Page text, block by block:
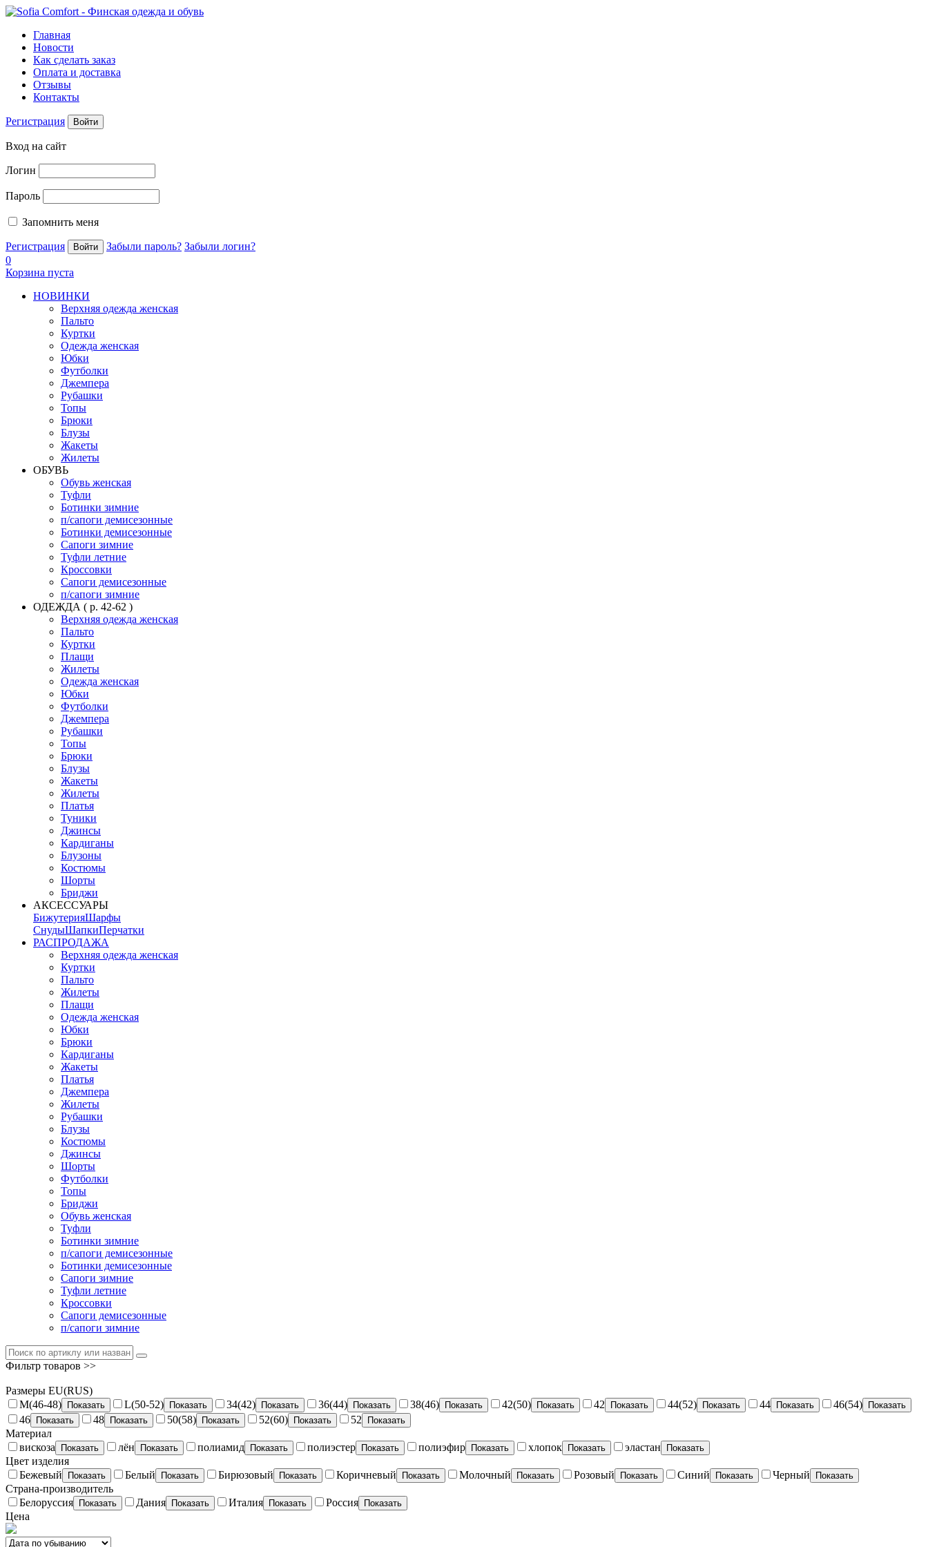
Главная
Новости
Как сделать заказ
Оплата и доставка
Отзывы
Контакты
Регистрация Войти
Вход на сайт
Логин
Пароль
Запомнить меня
Регистрация Забыли пароль? Забыли логин?
0
Корзина пуста
НОВИНКИ
Верхняя одежда женская
Пальто
Куртки
Одежда женская
Юбки
Футболки
Джемпера
Рубашки
Топы
Брюки
Блузы
Жакеты
Жилеты
ОБУВЬ
Обувь женская
Туфли
Ботинки зимние
п/сапоги демисезонные
Ботинки демисезонные
Сапоги зимние
Туфли летние
Кроссовки
Сапоги демисезонные
п/сапоги зимние
ОДЕЖДА ( р. 42-62 )
Верхняя одежда женская
Пальто
Куртки
Плащи
Жилеты
Одежда женская
Юбки
Футболки
Джемпера
Рубашки
Топы
Брюки
Блузы
Жакеты
Жилеты
Платья
Туники
Джинсы
Кардиганы
Блузоны
Костюмы
Шорты
Бриджи
АКСЕССУАРЫ
БижутерияШарфы
СнудыШапкиПерчатки
РАСПРОДАЖА
Верхняя одежда женская
Куртки
Пальто
Жилеты
Плащи
Одежда женская
Юбки
Брюки
Кардиганы
Жакеты
Платья
Джемпера
Жилеты
Рубашки
Блузы
Костюмы
Джинсы
Шорты
Футболки
Топы
Бриджи
Обувь женская
Туфли
Ботинки зимние
п/сапоги демисезонные
Ботинки демисезонные
Сапоги зимние
Туфли летние
Кроссовки
Сапоги демисезонные
п/сапоги зимние
Фильтр товаров >>
Размеры EU(RUS)
M(46-48)
Показать L(50-52) Показать 34(42) Показать 36(44) Показать 38(46) Показать 42(50) Показать 42 Показать 44(52) Показать 44 Показать 46(54) Показать
46 Показать 48 Показать 50(58) Показать 52(60) Показать 52 Показать
Материал
вискоза
Показать лён Показать полиамид Показать полиэстер Показать полиэфир Показать хлопок Показать эластан Показать
Цвет изделия
Бежевый
Показать Белый Показать Бирюзовый Показать Коричневый Показать Молочный Показать Розовый Показать Синий Показать Черный Показать
Страна-производитель
Белоруссия
Показать Дания Показать Италия Показать Россия Показать
Цена